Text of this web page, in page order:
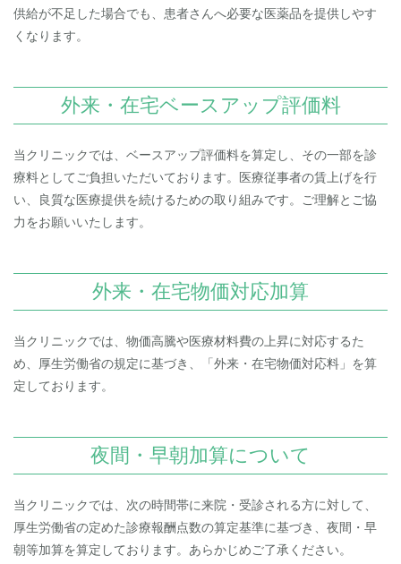
供給が不足した場合でも、患者さんへ必要な医薬品を提供しやす
くなります。
外来・在宅ベースアップ評価料
当クリニックでは、ベースアップ評価料を算定し、その一部を診
療料としてご負担いただいております。医療従事者の賃上げを行
い、良質な医療提供を続けるための取り組みです。ご理解とご協
力をお願いいたします。
外来・在宅物価対応加算
当クリニックでは、物価高騰や医療材料費の上昇に対応するた
め、厚生労働省の規定に基づき、「外来・在宅物価対応料」を算
定しております。
夜間・早朝加算について
当クリニックでは、次の時間帯に来院・受診される方に対して、
厚生労働省の定めた診療報酬点数の算定基準に基づき、夜間・早
朝等加算を算定しております。あらかじめご了承ください。